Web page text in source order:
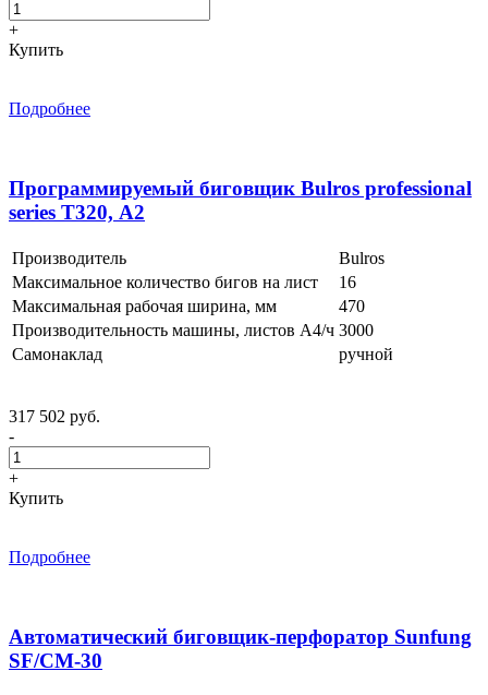
+
Купить
Подробнее
Программируемый биговщик Bulros professional
series Т320, А2
Производитель
Bulros
Максимальное количество бигов на лист
16
Максимальная рабочая ширина, мм
470
Производительность машины, листов А4/ч 3000
Самонаклад
ручной
317 502 руб.
-
+
Купить
Подробнее
Автоматический биговщик-перфоратор Sunfung
SF/CM-30